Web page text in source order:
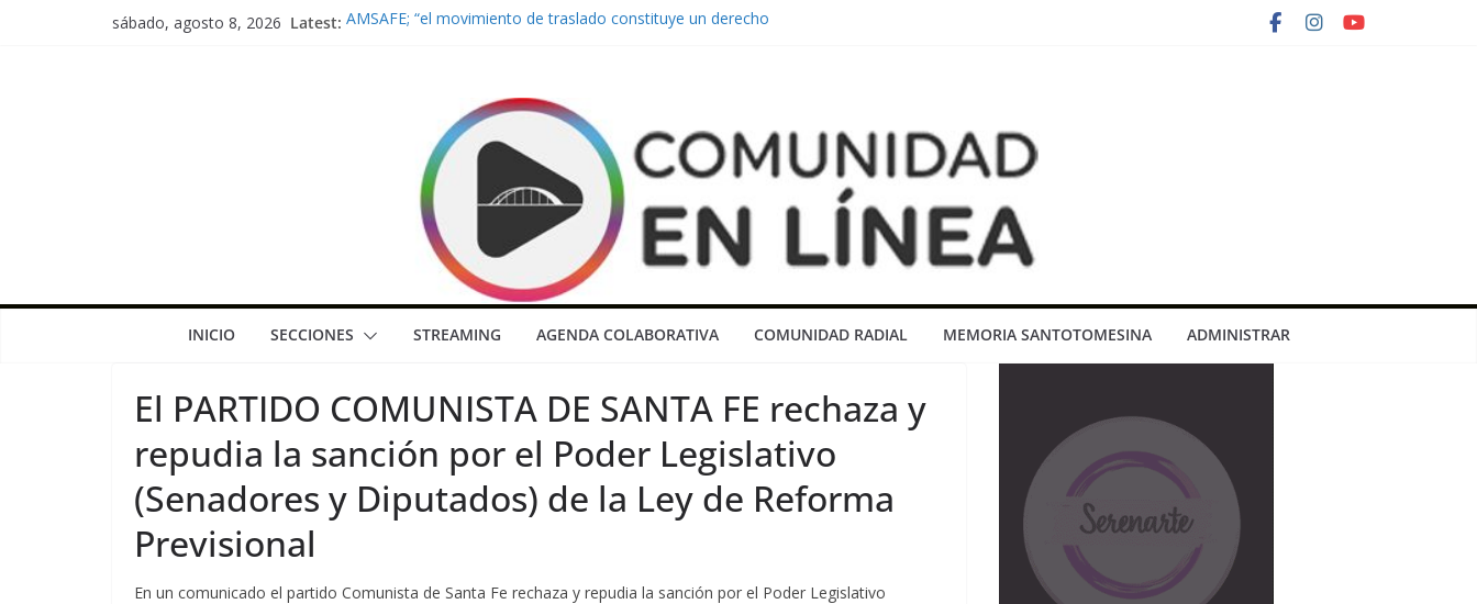
sábado, agosto 8, 2026 Latest: AMSAFE; “el movimiento de traslado constituye un derecho
“Propiedad privada”: peronistas y “dialoguistas” rescatan al
gobierno de una derrota a manos de la movilizacion popular
Ciudadanía Activa denuncia el abandono del Barrio ATE y
reclama respuestas urgentes al Municipio
Lewandowski: “No están pensando en desarrollar la
Argentina; vienen a llevarse todo y no dejarnos nada”
INICIO SECCIONES STREAMING AGENDA COLABORATIVA COMUNIDAD RADIAL MEMORIA SANTOTOMESINA ADMINISTRAR
El PARTIDO COMUNISTA DE SANTA FE rechaza y
repudia la sanción por el Poder Legislativo
(Senadores y Diputados) de la Ley de Reforma
Previsional
En un comunicado el partido Comunista de Santa Fe rechaza y repudia la sanción por el Poder Legislativo